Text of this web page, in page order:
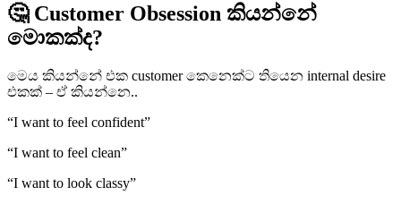
🤔 Customer Obsession කියන්නේ
මොකක්ද?
මෙය කියන්නේ එක customer කෙනෙක්ට තියෙන internal desire
එකක් – ඒ කියන්නෙ..
“I want to feel confident”
“I want to feel clean”
“I want to look classy”